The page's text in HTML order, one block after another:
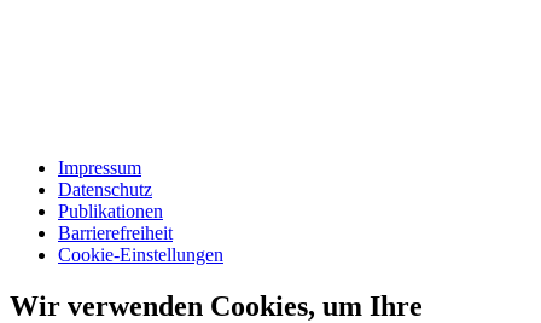
Impressum
Datenschutz
Publikationen
Barrierefreiheit
Cookie-Einstellungen
Wir verwenden Cookies, um Ihre